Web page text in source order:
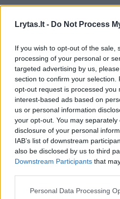
Lrytas.lt - Do Not Process
If you wish to opt-out of the sale,
processing of your personal or
targeted advertising by us,
section to confirm your selection.
opt-out request is processed you
interest-based ads based on
us or personal information
your opt-out. You may
disclosure of your personal
IAB’s list of downstream
also be disclosed by us to third
Downstream Participants that
Personal Data Processing
Gamta Orai
Naujausia
– svarbus
Tarnybos ruošiasi iš anksto